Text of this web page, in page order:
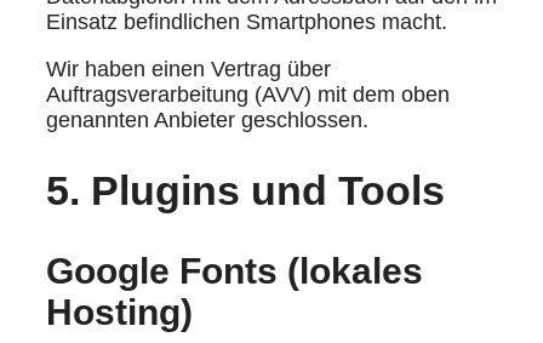
Einsatz befindlichen Smartphones macht.
Wir haben einen Vertrag über
Auftragsverarbeitung (AVV) mit dem oben
genannten Anbieter geschlossen.
5. Plugins und Tools
Google Fonts (lokales
Hosting)